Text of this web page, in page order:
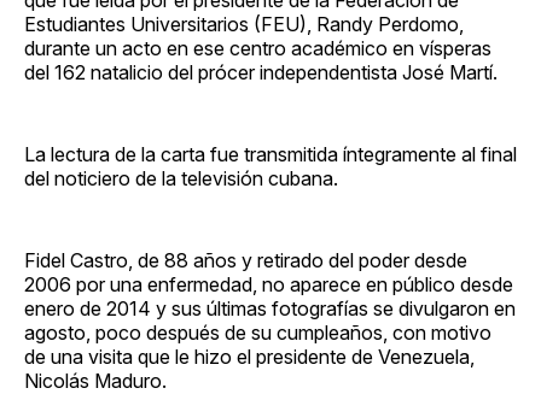
Estudiantes Universitarios (FEU), Randy Perdomo,
durante un acto en ese centro académico en vísperas
del 162 natalicio del prócer independentista José Martí.
La lectura de la carta fue transmitida íntegramente al final
del noticiero de la televisión cubana.
Fidel Castro, de 88 años y retirado del poder desde
2006 por una enfermedad, no aparece en público desde
enero de 2014 y sus últimas fotografías se divulgaron en
agosto, poco después de su cumpleaños, con motivo
de una visita que le hizo el presidente de Venezuela,
Nicolás Maduro.